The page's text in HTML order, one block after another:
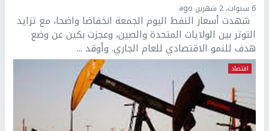
6 سنوات، 2 شهرين ago
شهدت أسعار النفط اليوم الجمعة انخفاضا واضحا، مع تزايد
التوتر بين الولايات المتحدة والصين، وعجزت بكين عن وضع
هدف للنمو الاقتصادي للعام الجاري. وأوقد ...
اقتصاد